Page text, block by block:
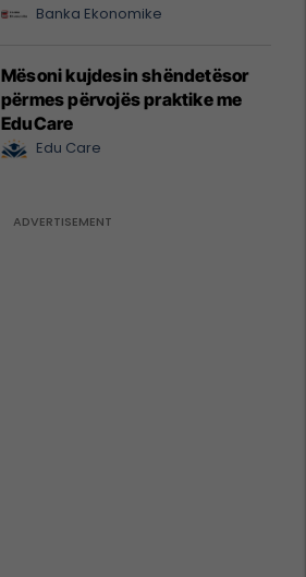
Banka Ekonomike
Mësoni kujdesin shëndetësor
përmes përvojës praktike me
EduCare
Edu Care